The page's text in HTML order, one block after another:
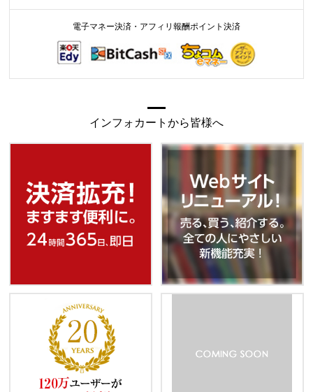
電子マネー決済・アフィリ報酬ポイント決済
インフォカートから皆様へ